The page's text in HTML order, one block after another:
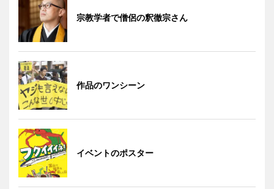
宗教学者で僧侶の釈徹宗さん
作品のワンシーン
イベントのポスター